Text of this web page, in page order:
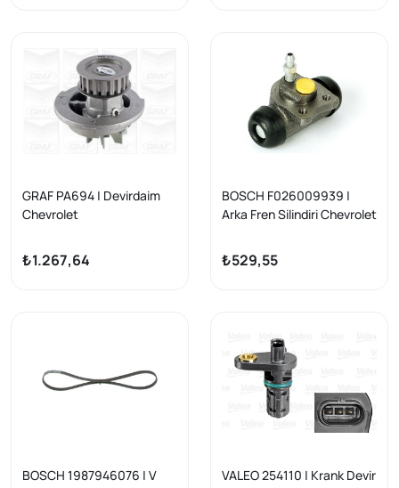
GRAF PA694 | Devirdaim
Chevrolet
1.3-1.5 8V
₺1.267,64
BOSCH F026009939 |
Arka Fren Silindiri Chevrolet
08
₺529,55
BOSCH 1987946076 | V
VALEO 254110 | Krank Devir